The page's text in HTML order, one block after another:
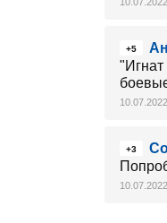
+5
"Игнат
+3